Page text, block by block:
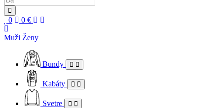
0 0 €
Muži Ženy
Bundy
Kabáty
Svetre